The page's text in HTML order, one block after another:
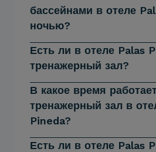
бассейнами в отеле
ночью?
Есть ли в отеле Palas
тренажерный зал?
В какое время
тренажерный зал в
Pineda?
Есть ли в отеле Palas